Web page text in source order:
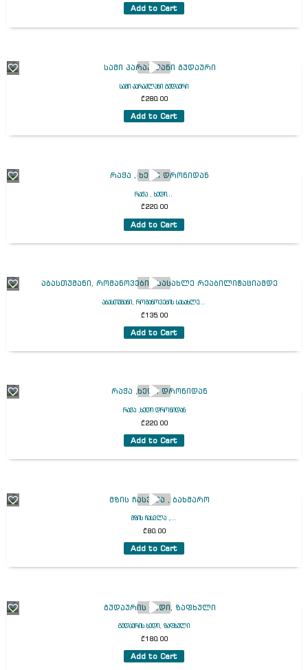
Add to Cart
სამი პარაპლანი გუდაური
₾280.00
Add to Cart
რაჭა , ხედი...
₾220.00
Add to Cart
აბასთუმანი, რომანოვების სასახლე...
₾135.00
Add to Cart
რაჭა ,ხედი დრონიდან
₾220.00
Add to Cart
მზის ჩასვლა ,...
₾80.00
Add to Cart
გუდაურის ხედი, ზაფხული
₾180.00
Add to Cart